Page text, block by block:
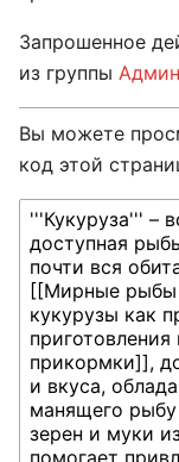
Запрошенное
из группы
Вы можете
код этой